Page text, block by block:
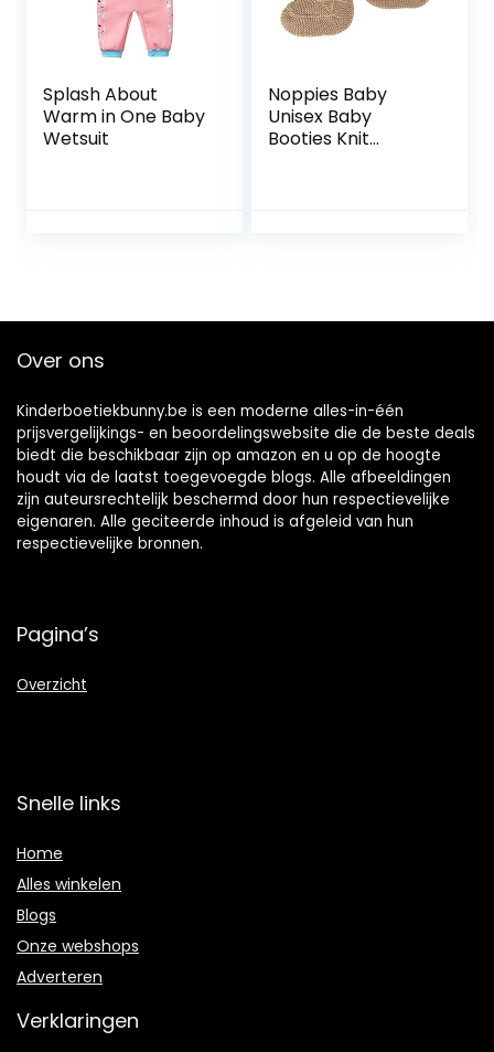
Splash About
Warm in One Baby
Wetsuit
Noppies Baby
Unisex Baby
Booties Knit
Over ons
Kinderboetiekbunny.be is een moderne alles-in-één
prijsvergelijkings- en beoordelingswebsite die de beste deals
biedt die beschikbaar zijn op amazon en u op de hoogte
houdt via de laatst toegevoegde blogs. Alle afbeeldingen
zijn auteursrechtelijk beschermd door hun respectievelijke
eigenaren. Alle geciteerde inhoud is afgeleid van hun
respectievelijke bronnen.
Pagina’s
Overzicht
Snelle links
Home
Alles winkelen
Blogs
Onze webshops
Adverteren
Verklaringen